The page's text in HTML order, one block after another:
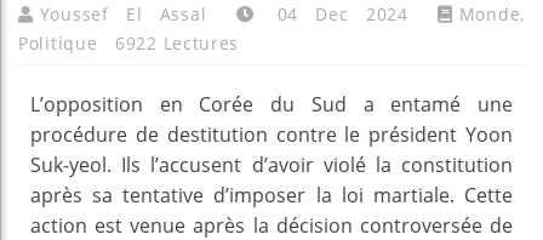
Youssef El Assal 04 Dec 2024 Monde,
Politique
6922 Lectures
L’opposition en Corée du Sud a entamé une
procédure de destitution contre le président Yoon
Suk-yeol. Ils l’accusent d’avoir violé la constitution
après sa tentative d’imposer la loi martiale. Cette
action est venue après la décision controversée de